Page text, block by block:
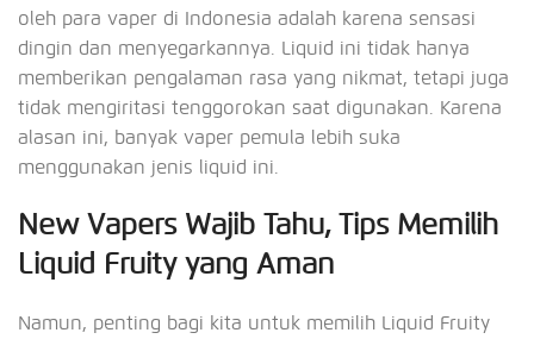
oleh para vaper di Indonesia adalah karena sensasi
dingin dan menyegarkannya. Liquid ini tidak hanya
memberikan pengalaman rasa yang nikmat, tetapi juga
tidak mengiritasi tenggorokan saat digunakan. Karena
alasan ini, banyak vaper pemula lebih suka
menggunakan jenis liquid ini.
New Vapers Wajib Tahu, Tips Memilih
Liquid Fruity yang Aman
Namun, penting bagi kita untuk memilih Liquid Fruity